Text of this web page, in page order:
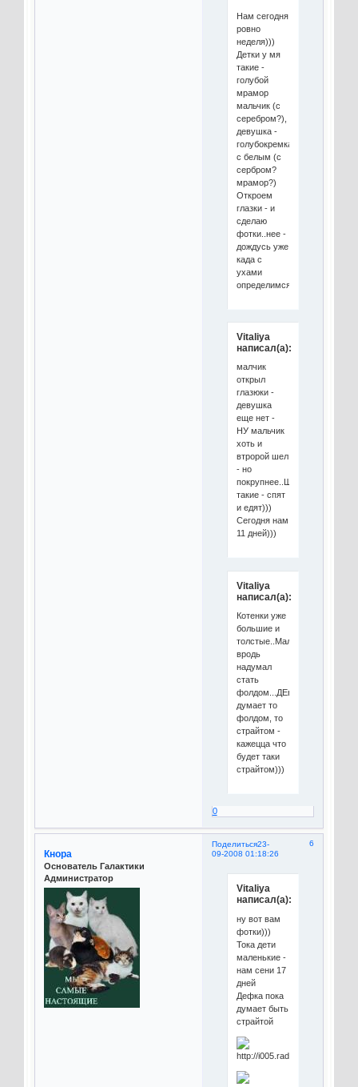
Нам сегодня
ровно
неделя)))
Детки у мя
такие -
голубой
мрамор
мальчик (с
серебром?),
девушка -
голубокремка
с белым (с
сербром?
мрамор?)
Откроем
глазки - и
сделаю
фотки..нее -
дождусь уже
када с
ухами
определимся))))
Vitaliya
написал(а):
малчик
открыл
глазюки -
девушка
еще нет -
НУ мальчик
хоть и
втророй шел
- но
покрупнее..Шмешные
такие - спят
и едят)))
Сегодня нам
11 дней)))
Vitaliya
написал(а):
Котенки уже
большие и
толстые..Малчик
вродь
надумал
стать
фолдом...ДЕвочка
думает то
фолдом, то
страйтом -
кажецца что
будет таки
страйтом)))
0
Поделиться 6
23-
09-2008 01:18:26
Кнора
Основатель Галактики
Администратор
Vitaliya
написал(а):
ну вот вам
фотки)))
Тока дети
маленькие -
нам сени 17
дней
Дефка пока
думает быть
страйтой